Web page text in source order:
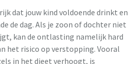
dat jouw kind voldoende drinkt en
de dag. Als je zoon of dochter niet
kan de ontlasting namelijk hard
het risico op verstopping. Vooral
in het dieet verhoogt, is